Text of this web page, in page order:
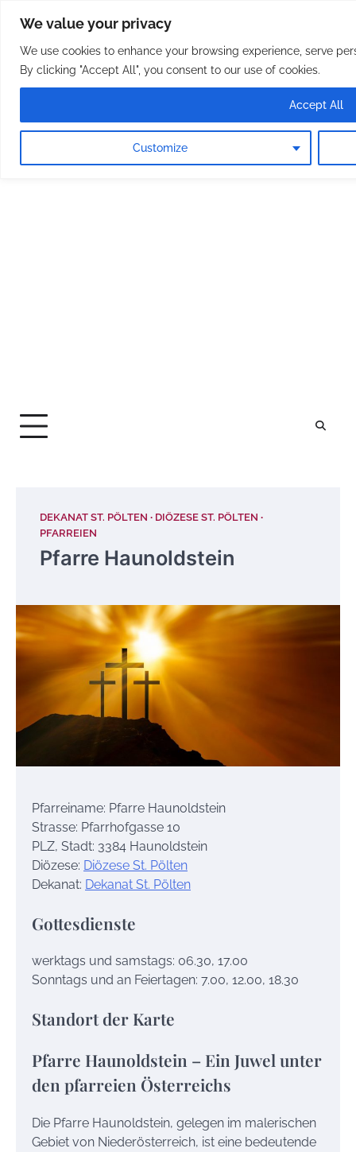
We value your privacy
We use cookies to enhance your browsing experience, serve
By clicking "Accept All", you consent to our use of cookies.
Customize
Accept All
content
Osterreichische Pfarreie
DEKANAT ST. PÖLTEN
DIÖZESE ST. PÖLTEN
PFARREIEN
Pfarre Haunoldstein
Pfarreiname: Pfarre Haunoldstein
Strasse: Pfarrhofgasse 10
PLZ, Stadt: 3384 Haunoldstein
Diözese: Diözese St. Pölten
Dekanat: Dekanat St. Pölten
Gottesdienste
werktags und samstags: 06.30, 17.00
Sonntags und an Feiertagen: 7.00, 12.00, 18.30
Standort der Karte
Pfarre Haunoldstein – Ein Juwel unter
den pfarreien Österreichs
Die Pfarre Haunoldstein, gelegen im malerischen
Gebiet von Niederösterreich, ist eine bedeutende